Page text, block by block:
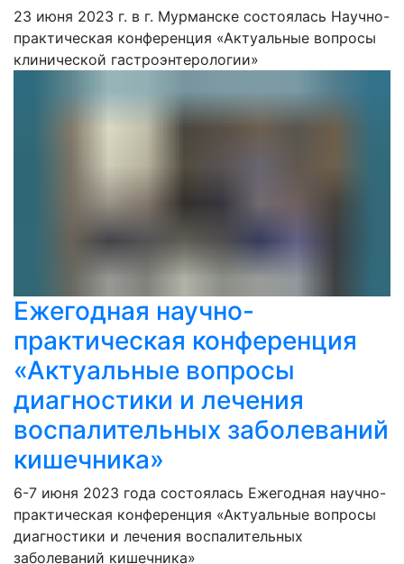
23 июня 2023 г. в г. Мурманске состоялась Научно-
практическая конференция «Актуальные вопросы
клинической гастроэнтерологии»
Ежегодная научно-
практическая конференция
«Актуальные вопросы
диагностики и лечения
воспалительных заболеваний
кишечника»
6-7 июня 2023 года состоялась Ежегодная научно-
практическая конференция «Актуальные вопросы
диагностики и лечения воспалительных
заболеваний кишечника»